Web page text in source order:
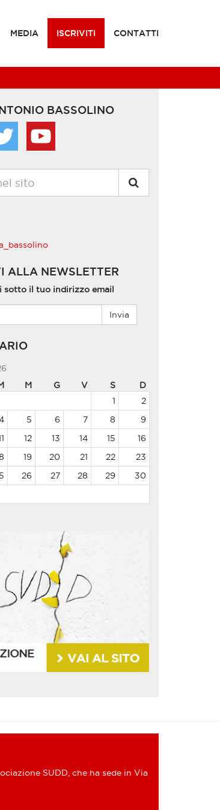
MEDIA ISCRIVITI CONTATTI
BASSOLINO
ALLA NEWSLETTER
sotto il tuo indirizzo email
M G V S D
1
2
5 6 7 8
9
12 13 14 15
16
19 20 21 22
23
26 27 28 29
30
SUDD, che ha sede in Via